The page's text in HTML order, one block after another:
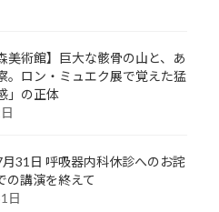
美術館】巨大な骸骨の山と、あ
。ロン・ミュエク展で覚えた猛
」の正体
月31日 呼吸器内科休診へのお詫
の講演を終えて
日